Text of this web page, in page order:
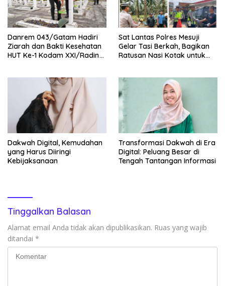
Danrem 043/Gatam Hadiri
Ziarah dan Bakti Kesehatan
HUT Ke-1 Kodam XXI/Radin
Sat Lantas Polres Mesuji
Gelar Tasi Berkah, Bagikan
Ratusan Nasi Kotak untuk
Dakwah Digital, Kemudahan
yang Harus Diiringi
Kebijaksanaan
Transformasi Dakwah di Era
Digital: Peluang Besar di
Tengah Tantangan Informasi
Tinggalkan Balasan
Alamat email Anda tidak akan dipublikasikan. Ruas yang wajib
ditandai *